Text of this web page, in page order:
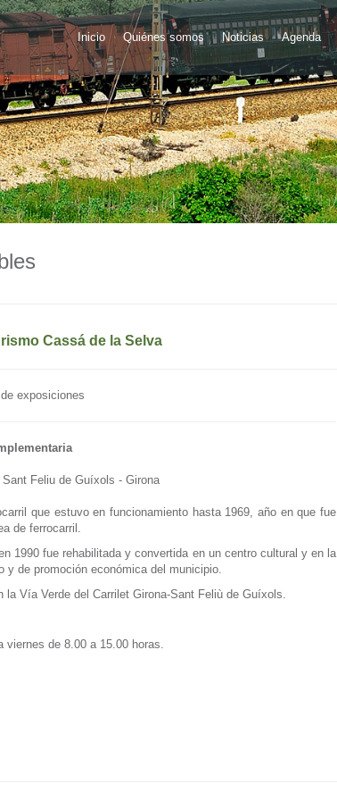
Inicio Quiénes somos Noticias Agenda
Cassá de la Selva
exposiciones
Sant Feliu de Guíxols - Girona
que estuvo en funcionamiento hasta 1969, año en que fue
de ferrocarril.
1990 fue rehabilitada y convertida en un centro cultural y en la
y de promoción económica del municipio.
la Vía Verde del Carrilet Girona-Sant Feliù de Guíxols.
viernes de 8.00 a 15.00 horas.